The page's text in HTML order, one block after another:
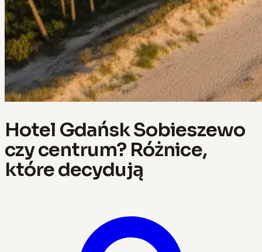
Hotel Gdańsk Sobieszewo
czy centrum? Różnice,
które decydują